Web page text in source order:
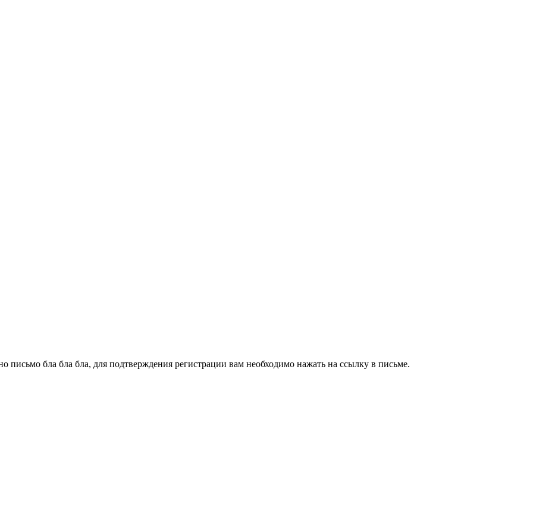
письмо бла бла бла, для подтверждения регистрации вам необходимо нажать на ссылку в письме.